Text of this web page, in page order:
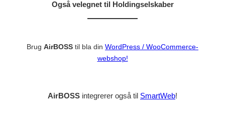
Også velegnet til Holdingselskaber
Brug AirBOSS til bla din WordPress / WooCommerce-
webshop!
AirBOSS integrerer også til SmartWeb!